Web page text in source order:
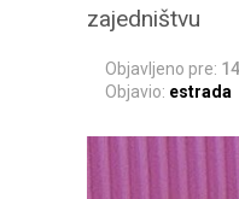
zajedništvu
Objavljeno pre:
Objavio: estrada